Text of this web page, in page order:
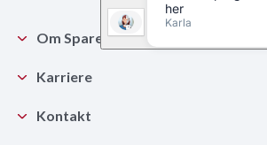
Om Sparekassen
Karriere
Kontakt